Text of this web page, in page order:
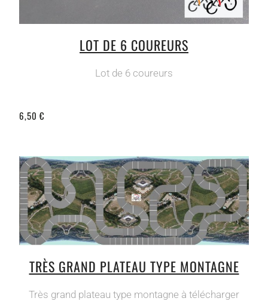
LOT DE 6 COUREURS
Lot de 6 coureurs
6,50 €
TRÈS GRAND PLATEAU TYPE MONTAGNE
Très grand plateau type montagne à télécharger